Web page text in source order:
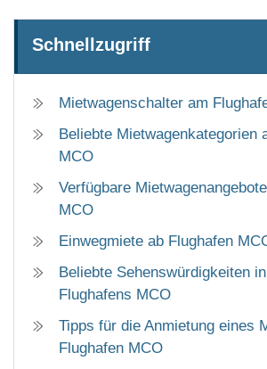
Schnellzugriff
Mietwagenschalter am
Beliebte Mietwagenkategorien
MCO
Verfügbare
MCO
Einwegmiete ab Flughafen
Beliebte Sehenswürdigkeiten
Flughafens MCO
Tipps für die Anmietung eines
Flughafen MCO